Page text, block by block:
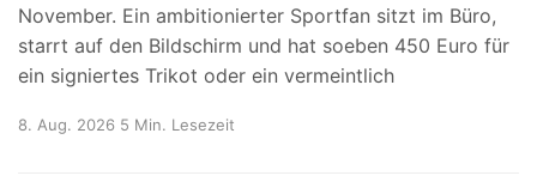
November. Ein ambitionierter Sportfan sitzt im Büro,
starrt auf den Bildschirm und hat soeben 450 Euro für
ein signiertes Trikot oder ein vermeintlich
8. Aug. 2026 5 Min. Lesezeit